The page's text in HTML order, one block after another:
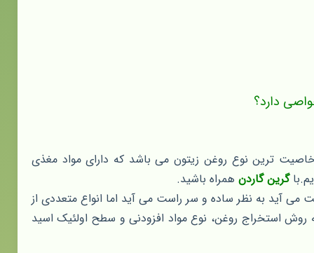
دارد؟
ترین نوع روغن زیتون می باشد که دارای مواد مغذی
گرین گاردن همراه باشید.
آید به نظر ساده و سر راست می آید اما انواع متعددی از
روش استخراج روغن، نوع مواد افزودنی و سطح اولئیک اسید